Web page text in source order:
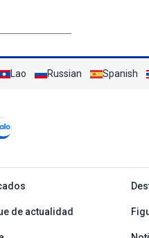
Lao Russian Spanish
ban nha
de actualidad